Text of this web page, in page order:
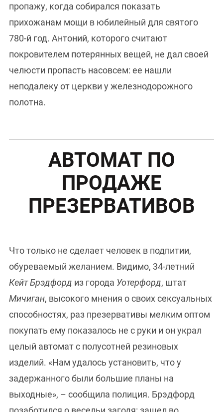
пропажу, когда собирался показать
прихожанам мощи в юбилейный для святого
780-й год. Антоний, которого считают
покровителем потерянных вещей, не дал своей
челюсти пропасть насовсем: ее нашли
неподалеку от церкви у железнодорожного
полотна.
АВТОМАТ ПО
ПРОДАЖЕ
ПРЕЗЕРВАТИВОВ
Что только не сделает человек в подпитии,
обуреваемый желанием. Видимо, 34-летний
Кейт Брэдфорд из города Уотерфорд, штат
Мичиган, высокого мнения о своих сексуальных
способностях, раз презервативы мелким оптом
покупать ему показалось не с руки и он украл
целый автомат с полусотней резиновых
изделий. «Нам удалось установить, что у
задержанного были большие планы на
выходные», – сообщила полиция. Брэдфорд